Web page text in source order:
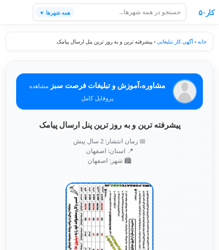
کار۵۰ همه شهرها ▼
خانه ›آگهی کار تبلیغاتی › پیشرفته ترین و به روز ترین پنل ارسال پیامک
مشاوره،آموزش و تبلیغات فرصت سبز مشاهده
پروفایل کامل
پیشرفته ترین و به روز ترین پنل ارسال پیامک
📅 زمان انتشار: 2 سال پیش
📍 استان: اصفهان
🏙️ شهر: اصفهان